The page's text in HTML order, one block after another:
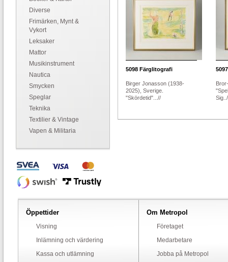
Diverse
Frimärken, Mynt &
Vykort
Leksaker
Mattor
Musikinstrument
Nautica
Smycken
Speglar
Teknika
Textilier & Vintage
Vapen & Militaria
5098 Färglitografi
Birger Jonasson (1938-
2025), Sverige.
"Skördetid"...//
5097
Öppettider
Visning
Inlämning och värdering
Kassa och utlämning
Om Metropol
Företaget
Medarbetare
Jobba på Metropol